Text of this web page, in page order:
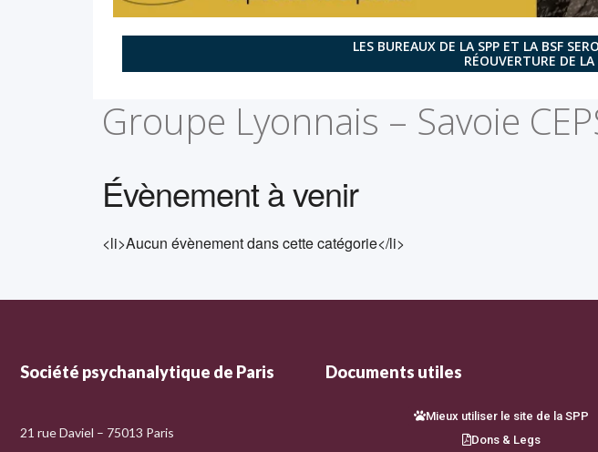
LES BUREAUX DE LA SPP ET LA BSF
RÉOUVERTURE DE
Groupe Lyonnais – Savoie
Évènement à venir
<li>Aucun évènement dans cette catégorie</li>
Société psychanalytique de Paris
21 rue Daviel – 75013 Paris
Documents utiles
Mieux utiliser le site de la SPP
Dons & Legs